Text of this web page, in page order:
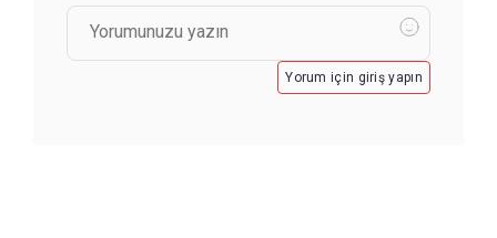
Yorum için giriş yapın